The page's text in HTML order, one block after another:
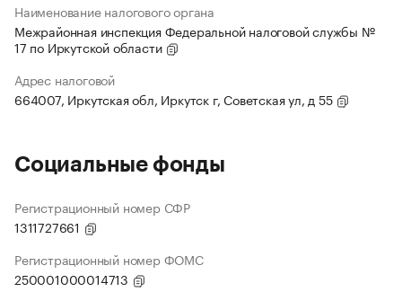
Наименование налогового органа
Межрайонная инспекция Федеральной налоговой службы №
17 по Иркутской области
Адрес налоговой
664007, Иркутская обл, Иркутск г, Советская ул, д 55
Социальные фонды
Регистрационный номер СФР
1311727661
Регистрационный номер ФОМС
250001000014713